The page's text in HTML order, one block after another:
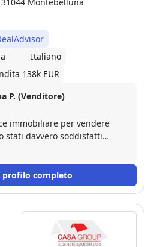
Italiano
138k EUR
P. (Venditore)
immobiliare per vendere
stati davvero soddisfatti
gli immobili sono stati
e competente.
ha seguito, ci ha fornito
in maniera eccellente le
a loro, non vi
profilo completo